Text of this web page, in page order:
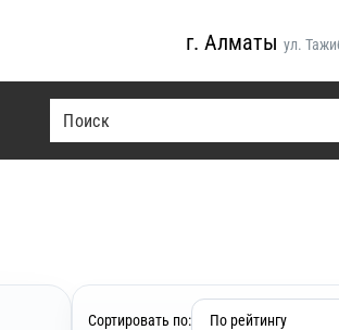
г. Алматы ул.
Сортировать по: